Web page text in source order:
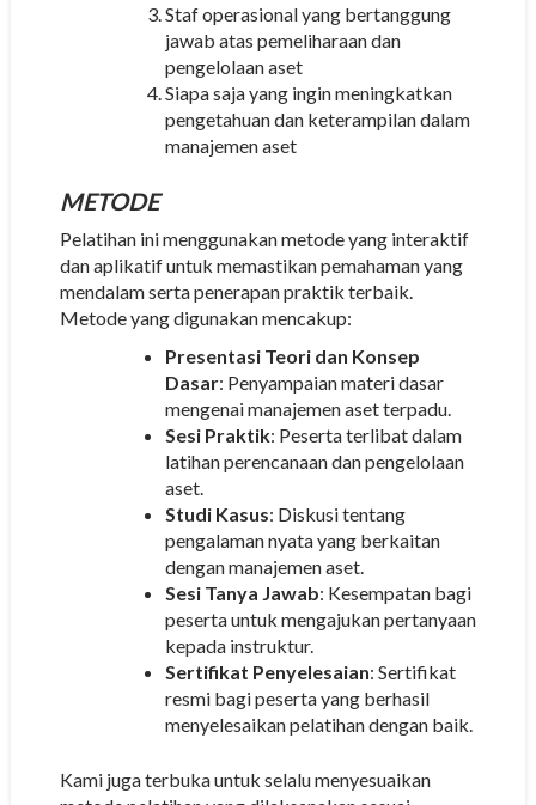
Staf operasional yang bertanggung
jawab atas pemeliharaan dan
pengelolaan aset
Siapa saja yang ingin meningkatkan
pengetahuan dan keterampilan dalam
manajemen aset
METODE
Pelatihan ini menggunakan metode yang interaktif
dan aplikatif untuk memastikan pemahaman yang
mendalam serta penerapan praktik terbaik.
Metode yang digunakan mencakup:
Presentasi Teori dan Konsep
Dasar: Penyampaian materi dasar
mengenai manajemen aset terpadu.
Sesi Praktik: Peserta terlibat dalam
latihan perencanaan dan pengelolaan
aset.
Studi Kasus: Diskusi tentang
pengalaman nyata yang berkaitan
dengan manajemen aset.
Sesi Tanya Jawab: Kesempatan bagi
peserta untuk mengajukan pertanyaan
kepada instruktur.
Sertifikat Penyelesaian: Sertifikat
resmi bagi peserta yang berhasil
menyelesaikan pelatihan dengan baik.
Kami juga terbuka untuk selalu menyesuaikan